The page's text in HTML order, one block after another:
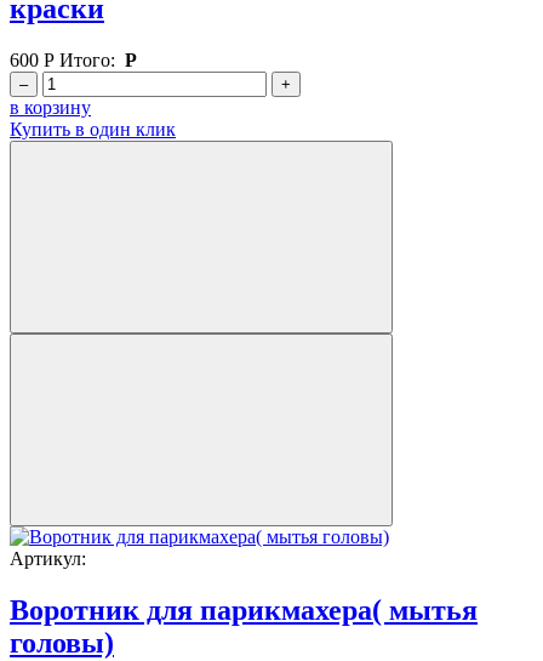
краски
600 Р Итого: Р
– +
в корзину
Купить в один клик
Артикул:
Воротник для парикмахера( мытья
головы)